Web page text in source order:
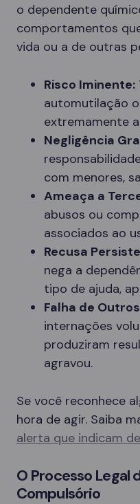
o dependente
comportamentos
vida ou a de outras
Risco Iminente:
automutilação
extremamente
Negligência
com menores,
Ameaça a
abusos ou
associados ao
Recusa
nega a
tipo de ajuda,
Falha de
internações
produziram
agravou.
Se você reconhece
hora de agir. Saiba
alerta que indicam
O Processo Legal
Compulsório